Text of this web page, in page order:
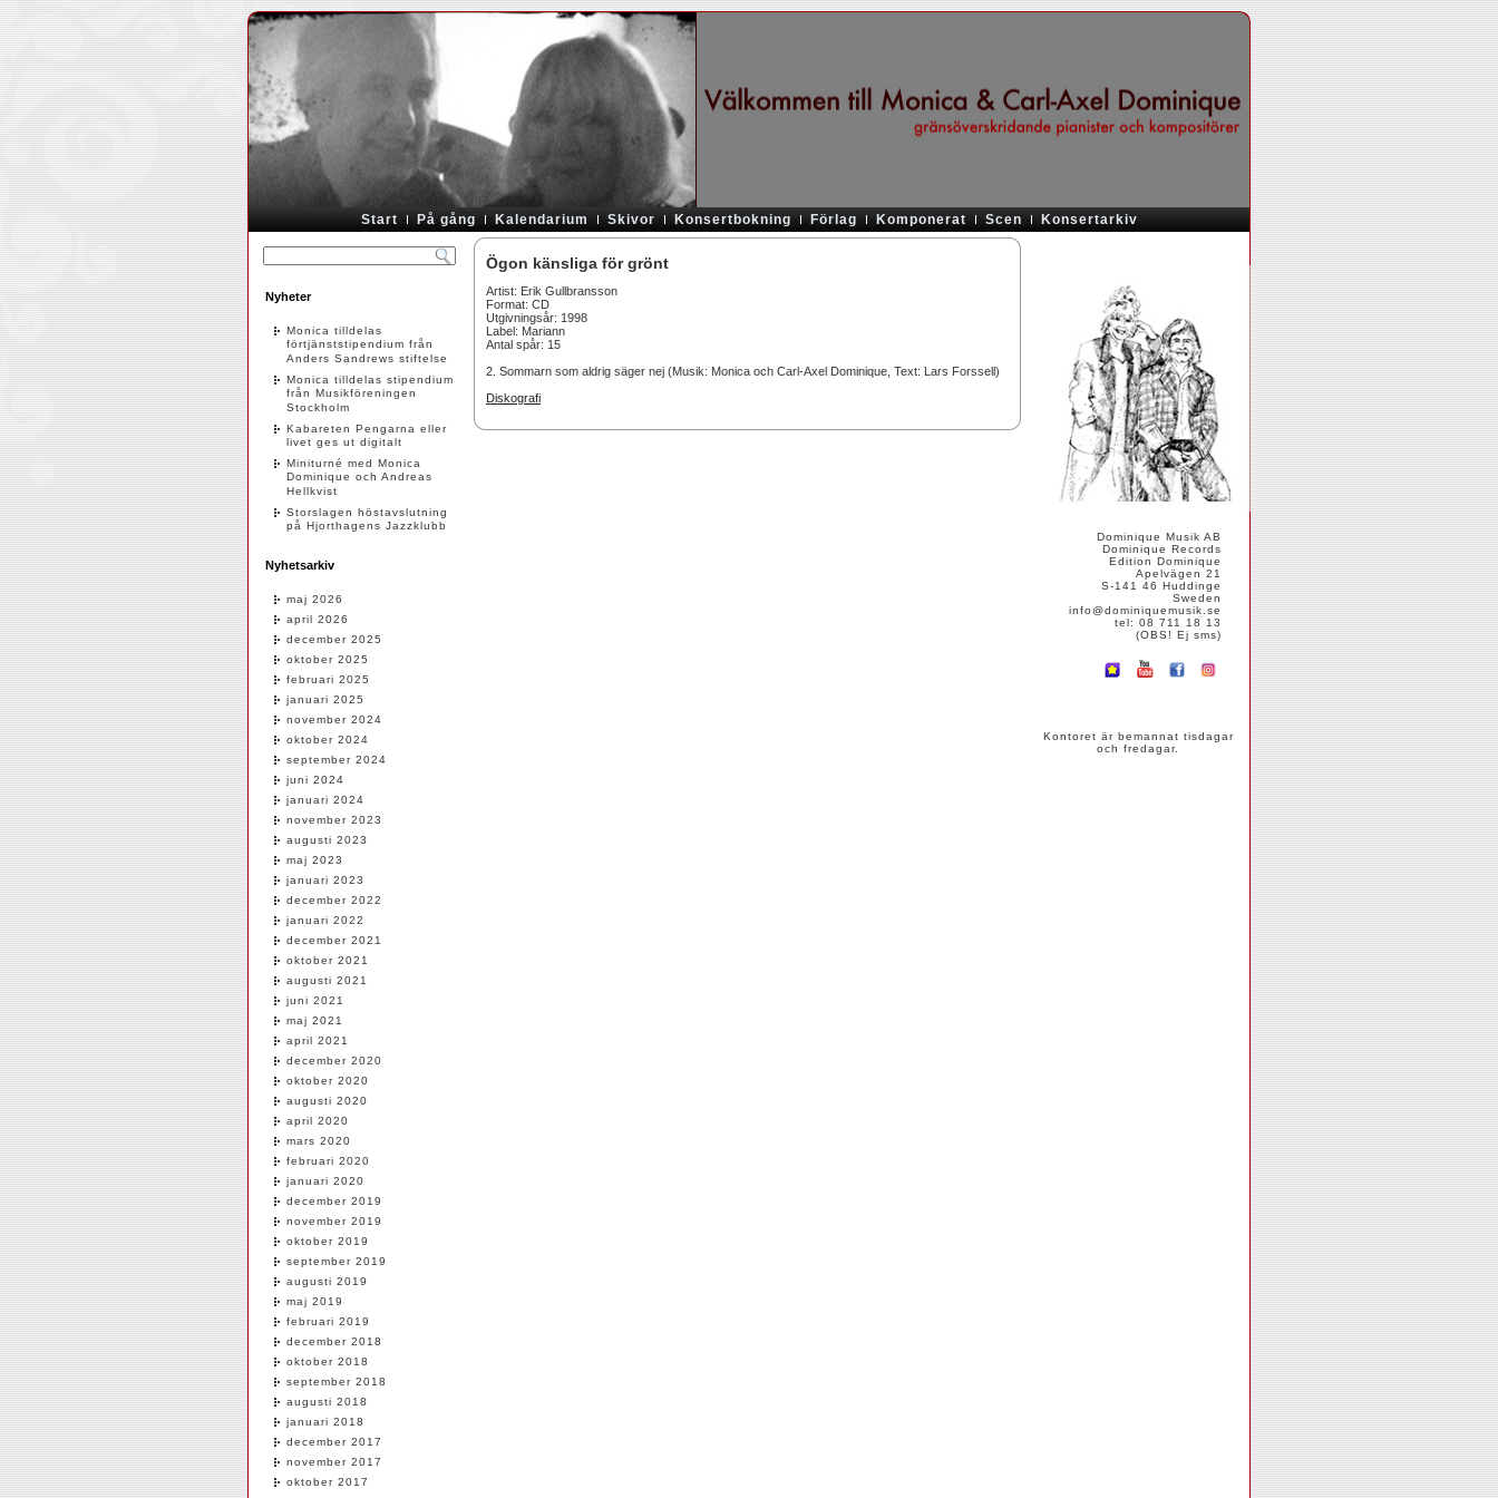
Start På gång Kalendarium Skivor Konsertbokning Förlag Komponerat Scen Konsertarkiv
Nyheter
Monica tilldelas
förtjänststipendium från
Anders Sandrews stiftelse
Monica tilldelas stipendium
från Musikföreningen
Stockholm
Kabareten Pengarna eller
livet ges ut digitalt
Miniturné med Monica
Dominique och Andreas
Hellkvist
Storslagen höstavslutning
på Hjorthagens Jazzklubb
Nyhetsarkiv
maj 2026
april 2026
december 2025
oktober 2025
februari 2025
januari 2025
november 2024
oktober 2024
september 2024
juni 2024
januari 2024
november 2023
augusti 2023
maj 2023
januari 2023
december 2022
januari 2022
december 2021
oktober 2021
augusti 2021
juni 2021
maj 2021
april 2021
december 2020
oktober 2020
augusti 2020
april 2020
mars 2020
februari 2020
januari 2020
december 2019
november 2019
oktober 2019
september 2019
augusti 2019
maj 2019
februari 2019
december 2018
oktober 2018
september 2018
augusti 2018
januari 2018
december 2017
november 2017
oktober 2017
Ögon känsliga för grönt
Artist: Erik Gullbransson
Format: CD
Utgivningsår: 1998
Label: Mariann
Antal spår: 15
2. Sommarn som aldrig säger nej (Musik: Monica och Carl-Axel Dominique, Text: Lars Forssell)
Diskografi
Dominique Musik AB
Dominique Records
Edition Dominique
Apelvägen 21
S-141 46 Huddinge
Sweden
info@dominiquemusik.se
tel: 08 711 18 13
(OBS! Ej sms)
Kontoret är bemannat tisdagar
och fredagar.